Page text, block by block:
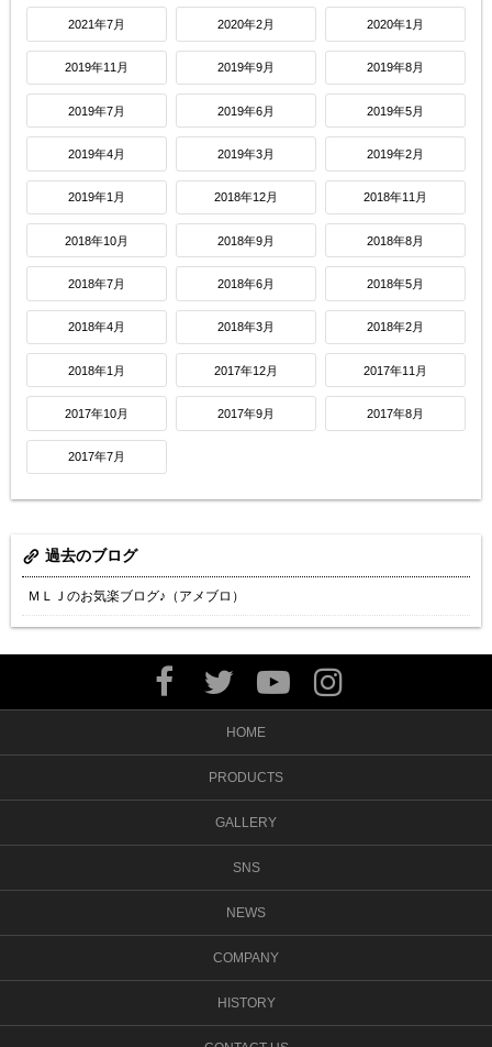
2021年7月 2020年2月 2020年1月
2019年11月 2019年9月 2019年8月
2019年7月 2019年6月 2019年5月
2019年4月 2019年3月 2019年2月
2019年1月 2018年12月 2018年11月
2018年10月 2018年9月 2018年8月
2018年7月 2018年6月 2018年5月
2018年4月 2018年3月 2018年2月
2018年1月 2017年12月 2017年11月
2017年10月 2017年9月 2017年8月
2017年7月
過去のブログ
ＭＬＪのお気楽ブログ♪（アメブロ）
HOME
PRODUCTS
GALLERY
SNS
NEWS
COMPANY
HISTORY